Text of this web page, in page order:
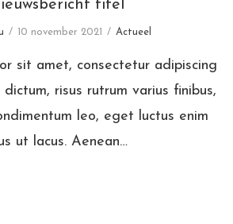
titel
10 november 2021 Actueel
sit amet, consectetur adipiscing
dictum, risus rutrum varius finibus,
leo, eget luctus enim
ut lacus. Aenean…